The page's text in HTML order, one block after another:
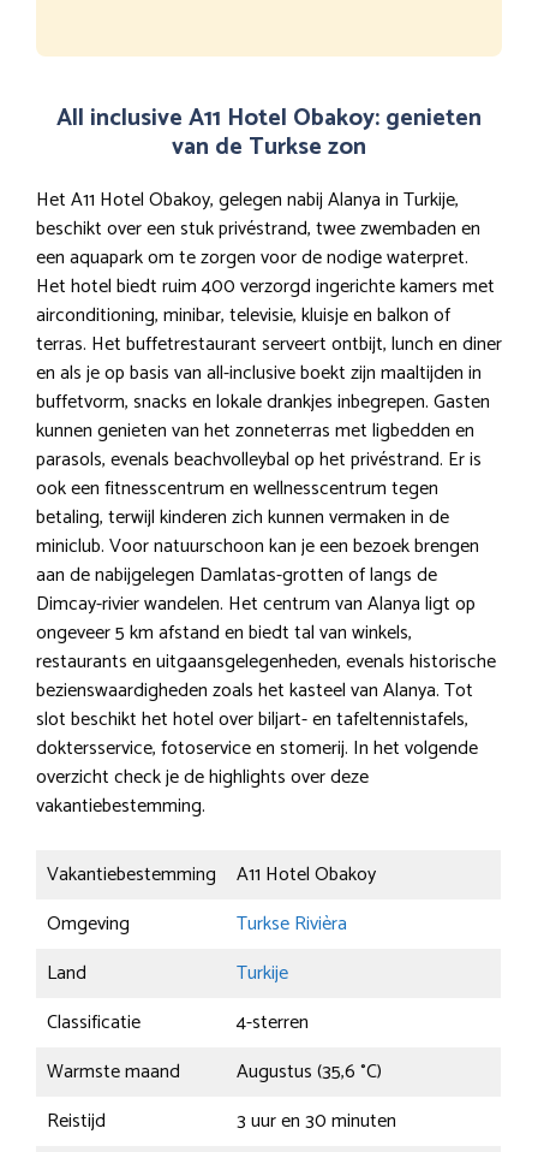
All inclusive A11 Hotel Obakoy: genieten
van de Turkse zon
Het A11 Hotel Obakoy, gelegen nabij Alanya in Turkije,
beschikt over een stuk privéstrand, twee zwembaden en
een aquapark om te zorgen voor de nodige waterpret.
Het hotel biedt ruim 400 verzorgd ingerichte kamers met
airconditioning, minibar, televisie, kluisje en balkon of
terras. Het buffetrestaurant serveert ontbijt, lunch en diner
en als je op basis van all-inclusive boekt zijn maaltijden in
buffetvorm, snacks en lokale drankjes inbegrepen. Gasten
kunnen genieten van het zonneterras met ligbedden en
parasols, evenals beachvolleybal op het privéstrand. Er is
ook een fitnesscentrum en wellnesscentrum tegen
betaling, terwijl kinderen zich kunnen vermaken in de
miniclub. Voor natuurschoon kan je een bezoek brengen
aan de nabijgelegen Damlatas-grotten of langs de
Dimcay-rivier wandelen. Het centrum van Alanya ligt op
ongeveer 5 km afstand en biedt tal van winkels,
restaurants en uitgaansgelegenheden, evenals historische
bezienswaardigheden zoals het kasteel van Alanya. Tot
slot beschikt het hotel over biljart- en tafeltennistafels,
doktersservice, fotoservice en stomerij. In het volgende
overzicht check je de highlights over deze
vakantiebestemming.
Vakantiebestemming
A11 Hotel Obakoy
Omgeving
Turkse Rivièra
Land
Turkije
Classificatie
4-sterren
Warmste maand
Augustus (35,6 °C)
Reistijd
3 uur en 30 minuten